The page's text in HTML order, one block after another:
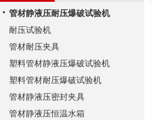
管材静液压耐压爆破试验机
耐压试验机
管材耐压夹具
塑料管材静液压爆破试验机
塑料管材耐压爆破试验机
管材静液压密封夹具
管材静液压恒温水箱